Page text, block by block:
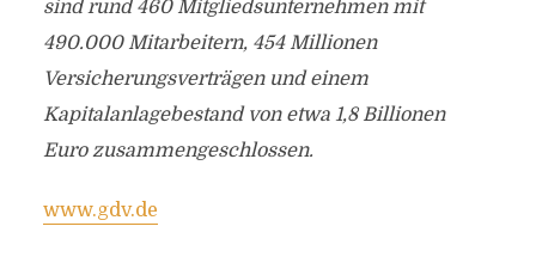
sind rund 460 Mitgliedsunternehmen mit
490.000 Mitarbeitern, 454 Millionen
Versicherungsverträgen und einem
Kapitalanlagebestand von etwa 1,8 Billionen
Euro zusammengeschlossen.
www.gdv.de